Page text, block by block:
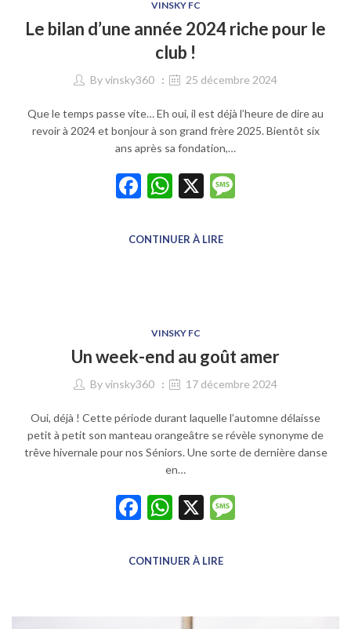
VINSKY FC
Le bilan d’une année 2024 riche pour le
club !
Byvinsky360 25 décembre 2024
Que le temps passe vite… Eh oui, il est déjà l’heure de dire au
revoir à 2024 et bonjour à son grand frère 2025. Bientôt six
ans après sa fondation,…
Facebook
WhatsApp
X
CONTINUER À LIRE
VINSKY FC
Un week-end au goût amer
Byvinsky360 17 décembre 2024
Oui, déjà ! Cette période durant laquelle l’automne délaisse
petit à petit son manteau orangeâtre se révèle synonyme de
trêve hivernale pour nos Séniors. Une sorte de dernière danse
en…
Facebook
WhatsApp
X
CONTINUER À LIRE